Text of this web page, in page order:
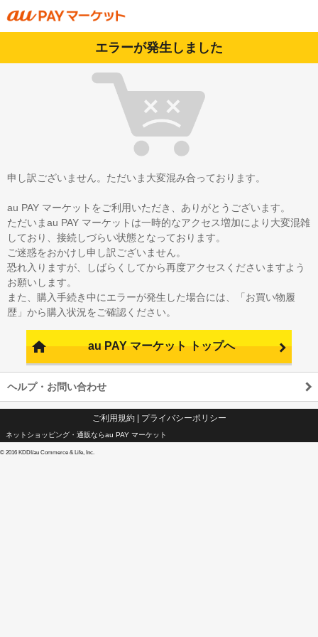
エラーが発生しました
申し訳ございません。ただいま大変混み合っております。
au PAY マーケットをご利用いただき、ありがとうございます。
ただいまau PAY マーケットは一時的なアクセス増加により大変混雑
しており、接続しづらい状態となっております。
ご迷惑をおかけし申し訳ございません。
恐れ入りますが、しばらくしてから再度アクセスくださいますよう
お願いします。
また、購入手続き中にエラーが発生した場合には、「お買い物履
歴」から購入状況をご確認ください。
au PAY マーケット トップへ
ヘルプ・お問い合わせ
ご利用規約| プライバシーポリシー
ネットショッピング・通販ならau PAY マーケット
© 2016 KDDI/au Commerce & Life, Inc.